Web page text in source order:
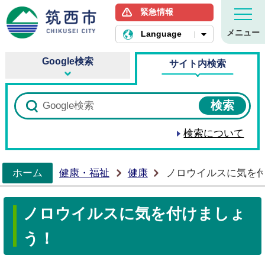
筑西市ホームページ
緊急情報
Language メニュー
Google検索 サイト内検索
検索について
ホーム
健康・福祉 健康 ノロウイルスに気を
ノロウイルスに気を付けましょ
う！